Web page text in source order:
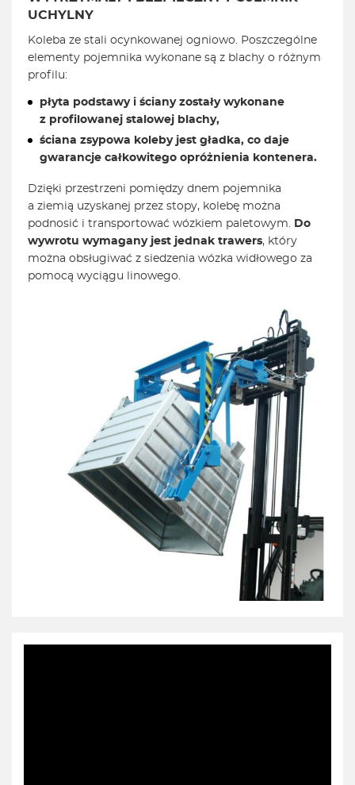
UCHYLNY
Koleba ze stali ocynkowanej ogniowo. Poszczególne
elementy pojemnika wykonane są z blachy o różnym
profilu:
płyta podstawy i ściany zostały wykonane
z profilowanej stalowej blachy,
ściana zsypowa koleby jest gładka, co daje
gwarancje całkowitego opróżnienia kontenera.
Dzięki przestrzeni pomiędzy dnem pojemnika
a ziemią uzyskanej przez stopy, kolebę można
podnosić i transportować wózkiem paletowym. Do
wywrotu wymagany jest jednak trawers, który
można obsługiwać z siedzenia wózka widłowego za
pomocą wyciągu linowego.